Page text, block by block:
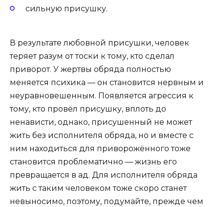
сильную присушку.
В результате любовной присушки, человек
теряет разум от тоски к тому, кто сделал
приворот. У жертвы обряда полностью
меняется психика — он становится нервным и
неуравновешенным. Появляется агрессия к
тому, кто провёл присушку, вплоть до
ненависти, однако, присушенный не может
жить без исполнителя обряда, но и вместе с
ним находиться для приворожённого тоже
становится проблематично — жизнь его
превращается в ад. Для исполнителя обряда
жить с таким человеком тоже скоро станет
невыносимо, поэтому, подумайте, прежде чем